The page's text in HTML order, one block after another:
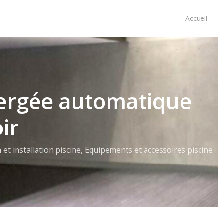
Accueil
automatique
et installation piscine, Equipements et accessoires piscine